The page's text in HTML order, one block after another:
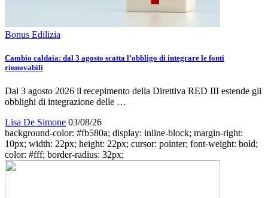
Bonus Edilizia
Cambio caldaia: dal 3 agosto scatta l’obbligo di integrare le fonti
rinnovabili
Dal 3 agosto 2026 il recepimento della Direttiva RED III estende gli
obblighi di integrazione delle …
Lisa De Simone 03/08/26
background-color: #fb580a; display: inline-block; margin-right:
10px; width: 22px; height: 22px; cursor: pointer; font-weight: bold;
color: #fff; border-radius: 32px;